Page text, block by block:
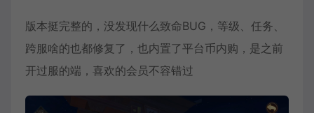
版本挺完整的，没发现什么致命BUG，等级、任务、
跨服啥的也都修复了，也内置了平台币内购，是之前
开过服的端，喜欢的会员不容错过